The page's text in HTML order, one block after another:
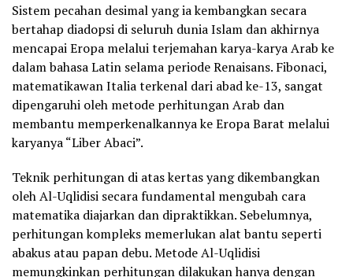
Sistem pecahan desimal yang ia kembangkan secara
bertahap diadopsi di seluruh dunia Islam dan akhirnya
mencapai Eropa melalui terjemahan karya-karya Arab ke
dalam bahasa Latin selama periode Renaisans. Fibonaci,
matematikawan Italia terkenal dari abad ke-13, sangat
dipengaruhi oleh metode perhitungan Arab dan
membantu memperkenalkannya ke Eropa Barat melalui
karyanya “Liber Abaci”.
Teknik perhitungan di atas kertas yang dikembangkan
oleh Al-Uqlidisi secara fundamental mengubah cara
matematika diajarkan dan dipraktikkan. Sebelumnya,
perhitungan kompleks memerlukan alat bantu seperti
abakus atau papan debu. Metode Al-Uqlidisi
memungkinkan perhitungan dilakukan hanya dengan